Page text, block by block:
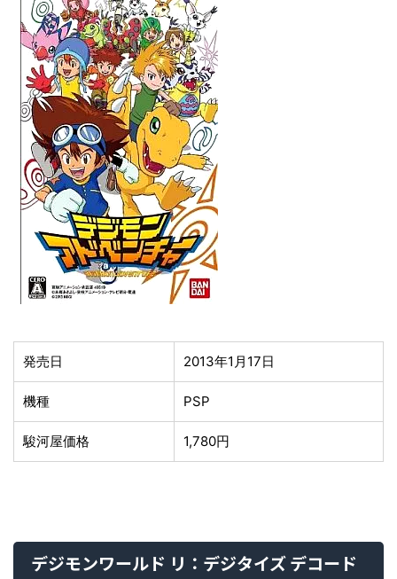
発売日 2013年1月17日
機種 PSP
駿河屋価格 1,780円
デジモンワールド リ：デジタイズ デコード